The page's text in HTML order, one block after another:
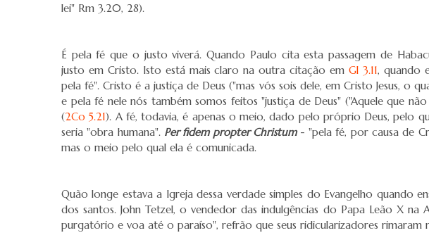
lei" Rm 3.20, 28).
É pela fé que o justo viverá. Quando Paulo cita esta passagem de
justo em Cristo. Isto está mais claro na outra citação em Gl 3.11, quando
pela fé". Cristo é a justiça de Deus ("mas vós sois dele, em Cristo Jesus, o
e pela fé nele nós também somos feitos "justiça de Deus" ("Aquele que
(2Co 5.21). A fé, todavia, é apenas o meio, dado pelo próprio Deus, pelo
seria "obra humana". Per fidem propter Christum - "pela fé, por causa de
mas o meio pelo qual ela é comunicada.
Quão longe estava a Igreja dessa verdade simples do Evangelho
dos santos. John Tetzel, o vendedor das indulgências do Papa Leão X
purgatório e voa até o paraíso", refrão que seus ridicularizadores